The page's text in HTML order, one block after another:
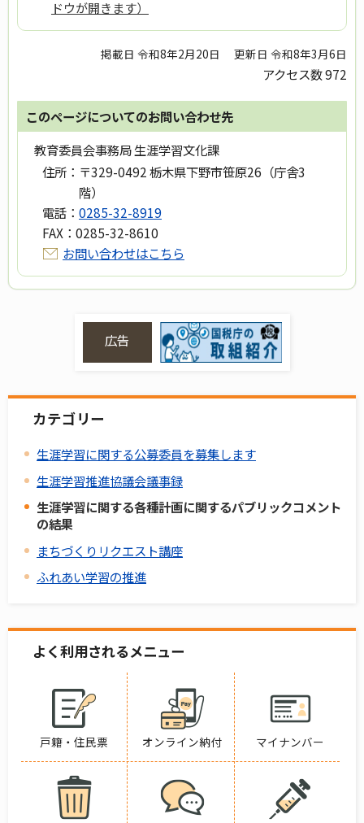
ドウが開きます）
掲載日 令和8年2月20日 更新日 令和8年3月6日
アクセス数972
このページについてのお問い合わせ先
教育委員会事務局 生涯学習文化課
住所： 〒329-0492 栃木県下野市笹原26（庁舎3
階）
電話： 0285-32-8919
FAX： 0285-32-8610
お問い合わせはこちら
広告
カテゴリー
生涯学習に関する公募委員を募集します
生涯学習推進協議会議事録
生涯学習に関する各種計画に関するパブリックコメント
の結果
まちづくりリクエスト講座
ふれあい学習の推進
よく利用されるメニュー
戸籍・住民票 オンライン納付 マイナンバー